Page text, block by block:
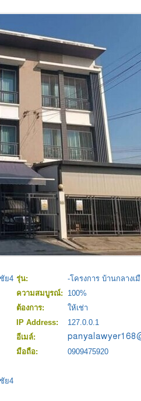
ย4 รุ่น:
-โครงการ บ้านกลางเ
ความสมบูรณ์:
100%
ต้องการ:
ให้เช่า
IP Address:
127.0.0.1
อีเมล์:
มือถือ:
0909475920
ย4